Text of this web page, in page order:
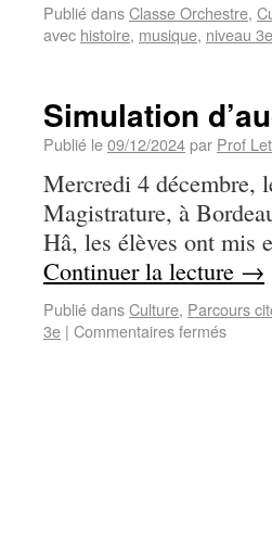
Publié dansClasse Orchestre,
avec histoire, musique, niveau 3e
Simulation
Publié le09/12/2024par Prof
Mercredi 4 décembre,
Magistrature, à
Hâ, les élèves ont mis
Continuer la lecture →
Publié dansCulture, Parcours
3e | Commentaires fermés